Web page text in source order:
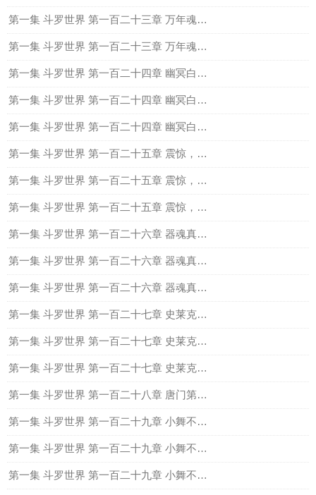
第一集 斗罗世界 第一百二十三章 万年魂技的变异技能（中）
第一集 斗罗世界 第一百二十三章 万年魂技的变异技能（下）
第一集 斗罗世界 第一百二十四章 幽冥白虎的身世（上）
第一集 斗罗世界 第一百二十四章 幽冥白虎的身世（中）
第一集 斗罗世界 第一百二十四章 幽冥白虎的身世（下）
第一集 斗罗世界 第一百二十五章 震惊，七怪融合技（上）
第一集 斗罗世界 第一百二十五章 震惊，七怪融合技（中）
第一集 斗罗世界 第一百二十五章 震惊，七怪融合技（下）
第一集 斗罗世界 第一百二十六章 器魂真身，暗金昊天锤（上）
第一集 斗罗世界 第一百二十六章 器魂真身，暗金昊天锤（中）
第一集 斗罗世界 第一百二十六章 器魂真身，暗金昊天锤（下）
第一集 斗罗世界 第一百二十七章 史莱克七怪完整的实力（上）
第一集 斗罗世界 第一百二十七章 史莱克七怪完整的实力（中）
第一集 斗罗世界 第一百二十七章 史莱克七怪完整的实力（下）
第一集 斗罗世界 第一百二十八章 唐门第十，蝠翼轮回（上）
第一集 斗罗世界 第一百二十九章 小舞不是人（上）
第一集 斗罗世界 第一百二十九章 小舞不是人（中）
第一集 斗罗世界 第一百二十九章 小舞不是人（下）